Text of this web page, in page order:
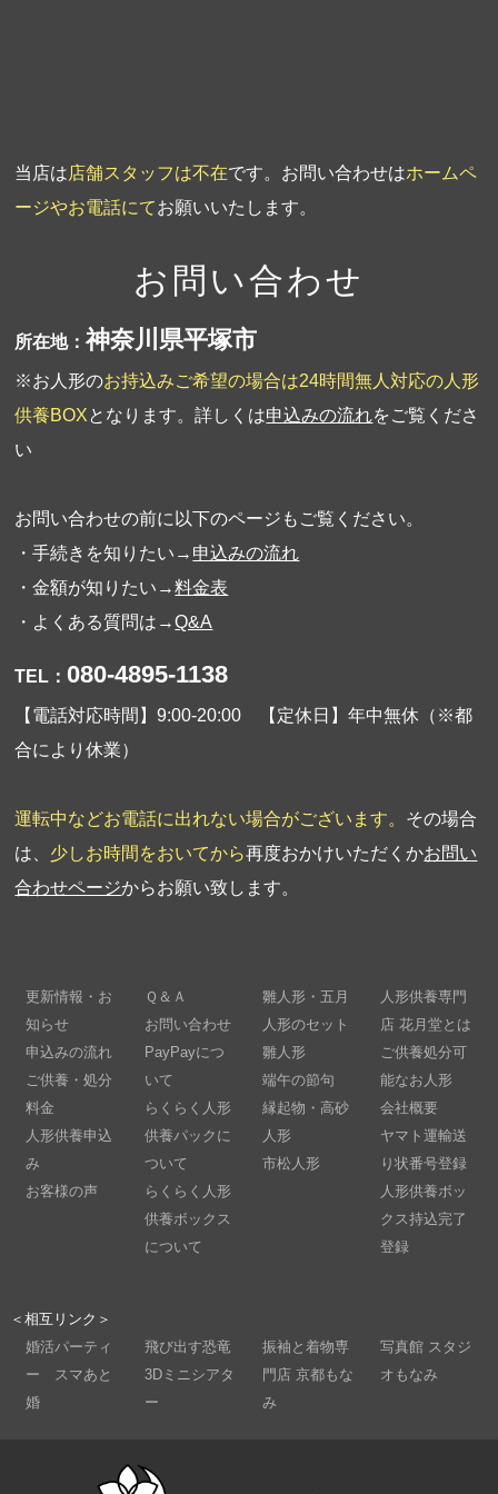
当店は店舗スタッフは不在です。お問い合わせはホームペ
ージやお電話にてお願いいたします。
お問い合わせ
所在地：神奈川県平塚市
※お人形のお持込みご希望の場合は24時間無人対応の人形
供養BOXとなります。詳しくは申込みの流れをご覧くださ
い
お問い合わせの前に以下のページもご覧ください。
・手続きを知りたい→ 申込みの流れ
・金額が知りたい→料金表
・よくある質問は→Q&A
TEL： 080-4895-1138
【電話対応時間】9:00-20:00 【定休日】年中無休（※都
合により休業）
運転中などお電話に出れない場合がございます。 その場合
は、 少しお時間をおいてから再度おかけいただくかお問い
合わせページからお願い致します。
更新情報・お
知らせ
申込みの流れ
ご供養・処分
料金
人形供養申込
み
お客様の声
Ｑ＆Ａ
お問い合わせ
PayPayにつ
いて
らくらく人形
供養パックに
ついて
らくらく人形
供養ボックス
について
雛人形・五月
人形のセット
雛人形
端午の節句
縁起物・高砂
人形
市松人形
人形供養専門
店 花月堂とは
ご供養処分可
能なお人形
会社概要
ヤマト運輸送
り状番号登録
人形供養ボッ
クス持込完了
登録
＜相互リンク＞
婚活パーティ
ー スマあと
婚
飛び出す恐竜
3Dミニシアタ
ー
振袖と着物専
門店 京都もな
み
写真館 スタジ
オもなみ